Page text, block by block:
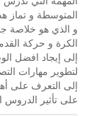
المتوسطة و تماز
و الذي هو خلاصة
الكرة و حركة
إلى إيجاد افضل
لتطوير مهارات
إلى التعرف على
على تأثير الدروس